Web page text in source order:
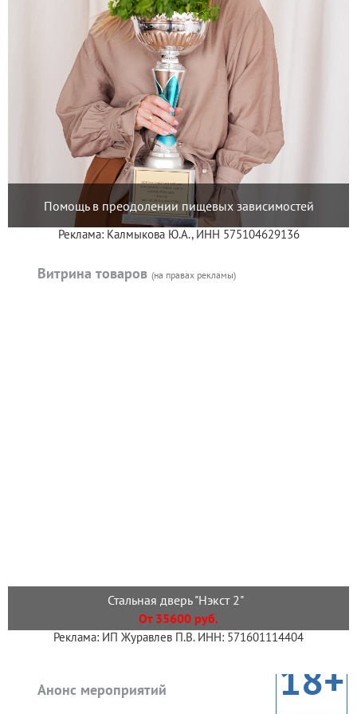
Помощь в преодолении пищевых зависимостей
Реклама: Калмыкова Ю.А., ИНН 575104629136
Витрина товаров (на правах рекламы)
Стальная дверь "Нэкст 2"
От 35600 руб.
Реклама: ИП Журавлев П.В. ИНН: 571601114404
Анонс мероприятий 18+